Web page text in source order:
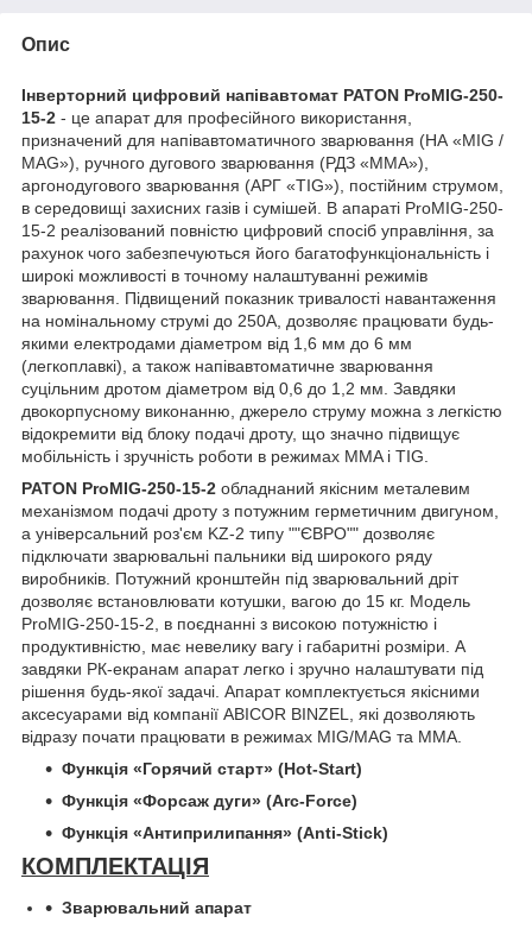
Опис
Інверторний цифровий напівавтомат PATON ProMIG-250-
15-2 - це апарат для професійного використання,
призначений для напівавтоматичного зварювання (НА «MIG /
MAG»), ручного дугового зварювання (РДЗ «MMA»),
аргонодугового зварювання (АРГ «TIG»), постійним струмом,
в середовищі захисних газів і сумішей. В апараті ProMIG-250-
15-2 реалізований повністю цифровий спосіб управління, за
рахунок чого забезпечуються його багатофункціональність і
широкі можливості в точному налаштуванні режимів
зварювання. Підвищений показник тривалості навантаження
на номінальному струмі до 250А, дозволяє працювати будь-
якими електродами діаметром від 1,6 мм до 6 мм
(легкоплавкі), а також напівавтоматичне зварювання
суцільним дротом діаметром від 0,6 до 1,2 мм. Завдяки
двокорпусному виконанню, джерело струму можна з легкістю
відокремити від блоку подачі дроту, що значно підвищує
мобільність і зручність роботи в режимах MMA і TIG.
PATON ProMIG-250-15-2 обладнаний якісним металевим
механізмом подачі дроту з потужним герметичним двигуном,
а універсальний роз'єм KZ-2 типу ""ЄВРО"" дозволяє
підключати зварювальні пальники від широкого ряду
виробників. Потужний кронштейн під зварювальний дріт
дозволяє встановлювати котушки, вагою до 15 кг. Модель
ProMIG-250-15-2, в поєднанні з високою потужністю і
продуктивністю, має невелику вагу і габаритні розміри. А
завдяки РК-екранам апарат легко і зручно налаштувати під
рішення будь-якої задачі. Апарат комплектується якісними
аксесуарами від компанії ABICOR BINZEL, які дозволяють
відразу почати працювати в режимах MIG/MAG та MMA.
Функція «Горячий старт» (Hot-Start)
Функція «Форсаж дуги» (Arc-Force)
Функція «Антиприлипання» (Anti-Stick)
КОМПЛЕКТАЦІЯ
Зварювальний апарат